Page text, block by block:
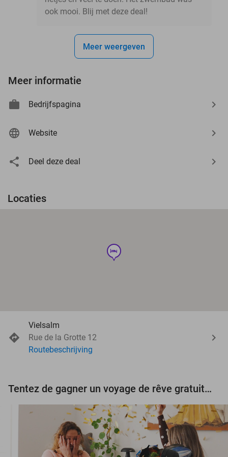
ook mooi. Blij met deze deal!
Meer weergeven
Meer informatie
Bedrijfspagina
Website
Deel deze deal
Locaties
hotel
Vielsalm
Rue de la Grotte 12
Routebeschrijving
Tentez de gagner un voyage de rêve gratuit d'une valeur de 3.000 € !